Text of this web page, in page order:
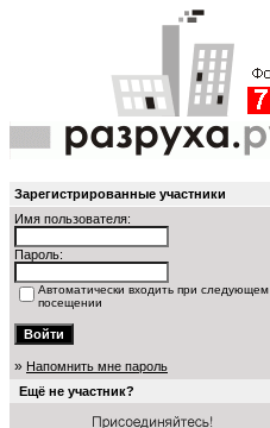
Зарегистрированные участники
Имя пользователя:
Пароль:
Автоматически входить при следующем
посещении
» Напомнить мне пароль
Ещё не участник?